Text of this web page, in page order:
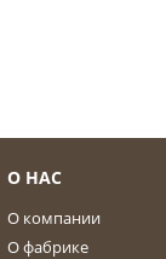
О НАС
О компании
О фабрике